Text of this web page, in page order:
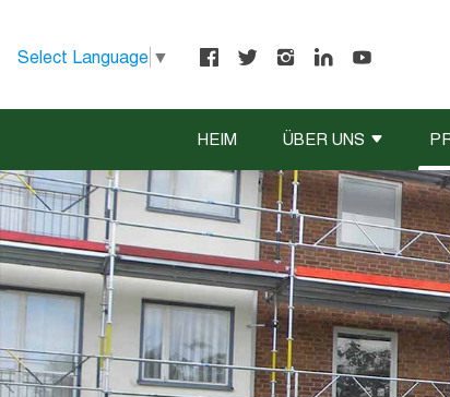
Select Language ▼
HEIM ÜBER UNS